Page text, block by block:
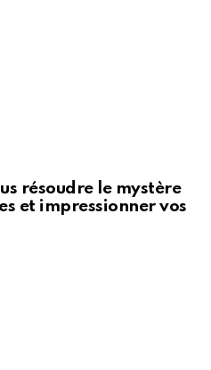
résoudre le mystère
et impressionner vos